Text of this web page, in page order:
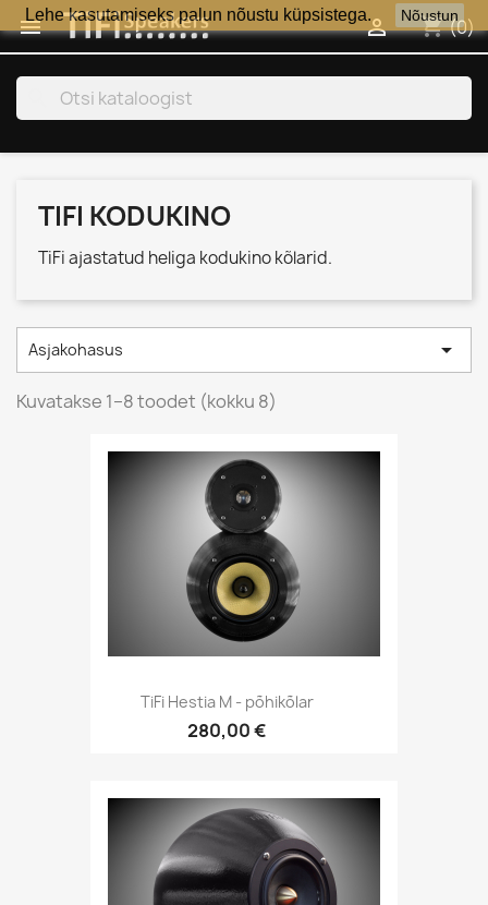
Lehe kasutamiseks palun nõustu küpsistega. Nõustun
 shopping_cart(0)

TIFI KODUKINO
TiFi ajastatud heliga kodukino kõlarid.
Asjakohasus 
Kuvatakse 1–8 toodet (kokku 8)
Kiirvaade
TiFi Hestia M - põhikõlar
280,00 €